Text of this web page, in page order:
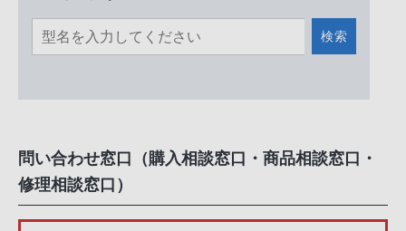
検索
問い合わせ窓口（購入相談窓口・商品相談窓口・
修理相談窓口）